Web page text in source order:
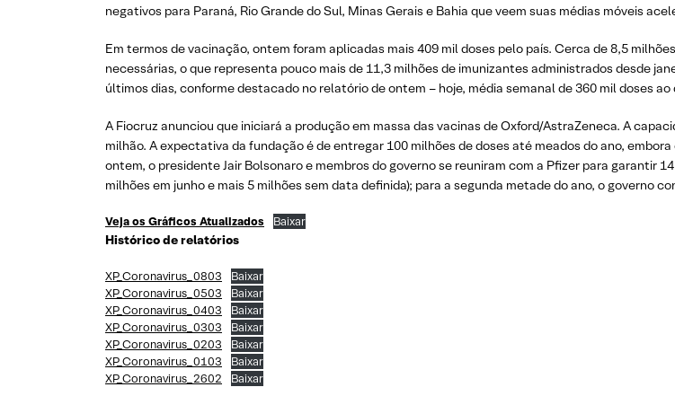
negativos para Paraná, Rio Grande do Sul, Minas Gerais e Bahia que veem suas médias móveis
Em termos de vacinação, ontem foram aplicadas mais 409 mil doses pelo país. Cerca de 8,5
necessárias, o que representa pouco mais de 11,3 milhões de imunizantes administrados desde
últimos dias, conforme destacado no relatório de ontem – hoje, média semanal de 360 mil doses ao
A Fiocruz anunciou que iniciará a produção em massa das vacinas de Oxford/AstraZeneca. A
milhão. A expectativa da fundação é de entregar 100 milhões de doses até meados do ano,
ontem, o presidente Jair Bolsonaro e membros do governo se reuniram com a Pfizer para garantir
milhões em junho e mais 5 milhões sem data definida); para a segunda metade do ano, o governo
Veja os Gráficos Atualizados Baixar
Histórico de relatórios
XP_Coronavirus_0803
Baixar
XP_Coronavirus_0503
Baixar
XP_Coronavirus_0403
Baixar
XP_Coronavirus_0303
Baixar
XP_Coronavirus_0203
Baixar
XP_Coronavirus_0103
Baixar
XP_Coronavirus_2602
Baixar